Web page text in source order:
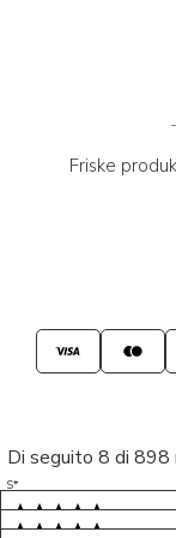
Friske
Di seguito 8 di 898
S*
LP
M*